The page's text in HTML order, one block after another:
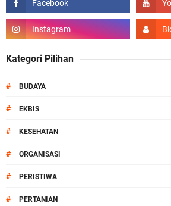
Kategori Pilihan
# BUDAYA
# EKBIS
# KESEHATAN
# ORGANISASI
# PERISTIWA
# PERTANIAN